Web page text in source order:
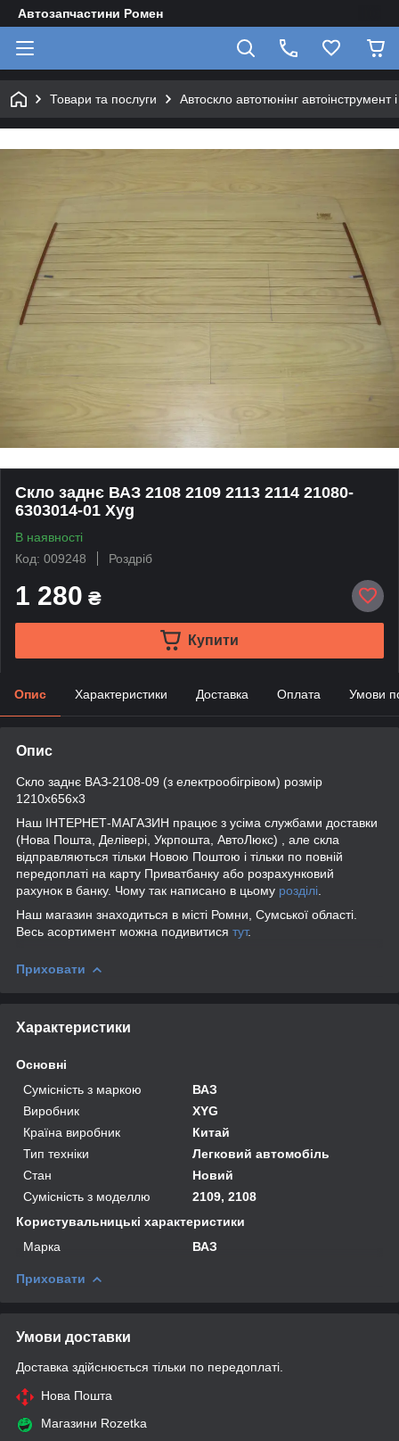
Автозапчастини Ромен
Товари та послуги Автоскло автотюнінг автоінструмент
Скло заднє ВАЗ 2108 2109 2113 2114 21080-
6303014-01 Xyg
В наявності
Код: 009248
Роздріб
1 280 ₴
Купити
Опис Характеристики Доставка Оплата Умови
Опис
Скло заднє ВАЗ-2108-09 (з електрообігрівом) розмір
1210x656x3
Наш ІНТЕРНЕТ-МАГАЗИН працює з усіма службами доставки
(Нова Пошта, Делівері, Укрпошта, АвтоЛюкс) , але скла
відправляються тільки Новою Поштою і тільки по повній
передоплаті на карту Приватбанку або розрахунковий
рахунок в банку. Чому так написано в цьому розділі
Наш магазин знаходиться в місті Ромни, Сумської області.
Весь асортимент можна подивитися тут.
Приховати
Характеристики
Основні
Сумісність з маркою
ВАЗ
Виробник
XYG
Країна виробник
Китай
Тип техніки
Легковий автомобіль
Стан
Новий
Сумісність з моделлю
2109, 2108
Користувальницькі характеристики
Марка
ВАЗ
Приховати
Умови доставки
Доставка здійснюється тільки по передоплаті.
Нова Пошта
Магазини Rozetka